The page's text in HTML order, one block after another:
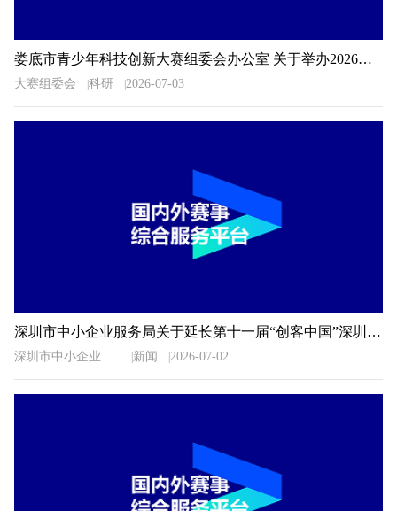
娄底市青少年科技创新大赛组委会办公室 关于举办2026年娄底市青少年科技创新大赛的预通知
大赛组委会 科研 2026-07-03
深圳市中小企业服务局关于延长第十一届“创客中国”深圳市中小企业创新创业大赛暨“专精特新”企业创新创业大赛报名时间的通知
深圳市中小企业服务局 新闻 2026-07-02